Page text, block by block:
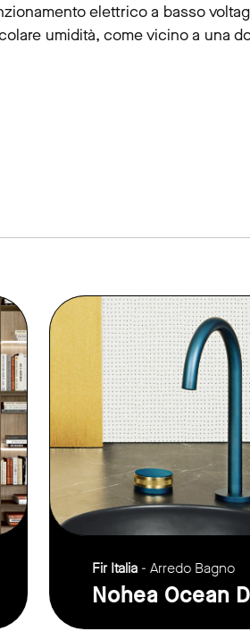
elettrico a basso
umidità, come vicino a una
Fir Italia - Arredo Bagno
Nohea Ocean